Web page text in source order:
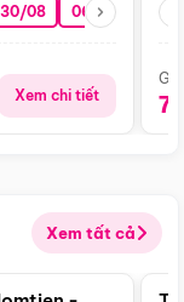
30/08 06/09 13/09
Xem chi tiết
Xem tất cả
Điểm nổi bật